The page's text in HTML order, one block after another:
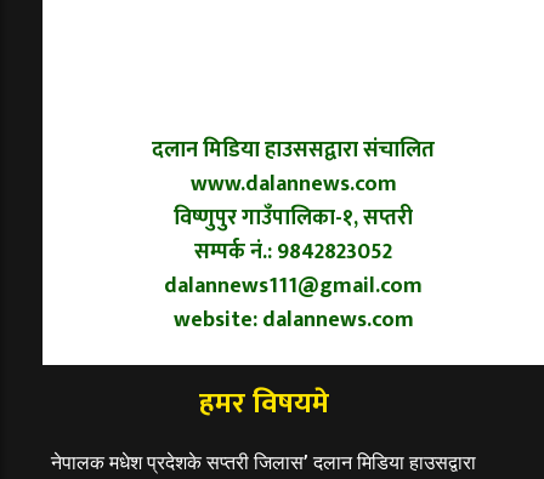
दलान मिडिया हाउससद्वारा संचालित
www.dalannews.com
विष्णुपुर गाउँपालिका-१, सप्तरी
सम्पर्क नं.: 9842823052
dalannews111@gmail.com
website: dalannews.com
हमर विषयमे
नेपालक मधेश प्रदेशके सप्तरी जिलास’ दलान मिडिया हाउसद्वारा